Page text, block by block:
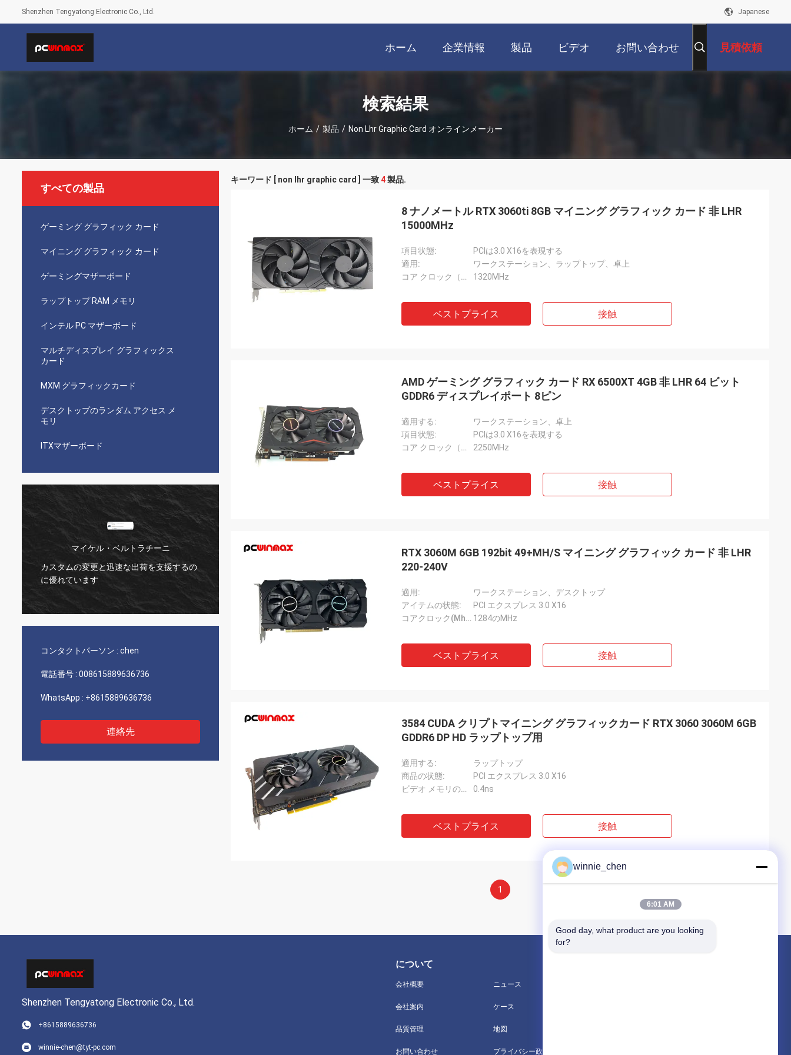
Shenzhen Tengyatong Electronic Co., Ltd. Japanese
ホーム 企業情報 製品 ビデオ お問い合わせ 見積依頼
検索結果
ホーム / 製品 / Non Lhr Graphic Card オンラインメーカー
すべての製品
ゲーミング グラフィック カード
マイニング グラフィック カード
ゲーミングマザーボード
ラップトップ RAM メモリ
インテル PC マザーボード
マルチディスプレイ グラフィックス
カード
MXM グラフィックカード
デスクトップのランダム アクセス メ
モリ
ITXマザーボード
マイケル・ベルトラチーニ
カスタムの変更と迅速な出荷を支援するの
に優れています
STSリサイクル
最高の製品を持っています！
コンタクトパーソン : chen
電話番号 : 008615889636736
WhatsApp : +8615889636736
連絡先
キーワード [ non lhr graphic card ] 一致4製品.
8 ナノメートル RTX 3060ti 8GB マイニング グラフィック カード 非 LHR
15000MHz
項目状態:
PCIは3.0 X16を表現する
適用:
ワークステーション、ラップトップ、卓上
コア クロック（Mhz）:
1320MHz
ベストプライス 接触
AMD ゲーミング グラフィック カード RX 6500XT 4GB 非 LHR 64 ビット
GDDR6 ディスプレイポート 8ピン
適用する:
ワークステーション、卓上
項目状態:
PCIは3.0 X16を表現する
コア クロック（Mhz）:
2250MHz
ベストプライス 接触
RTX 3060M 6GB 192bit 49+MH/S マイニング グラフィック カード 非 LHR
220-240V
適用:
ワークステーション、デスクトップ
アイテムの状態:
PCI エクスプレス 3.0 X16
コアクロック(Mhz): 1284のMHz
ベストプライス 接触
3584 CUDA クリプトマイニング グラフィックカード RTX 3060 3060M 6GB
GDDR6 DP HD ラップトップ用
適用する:
ラップトップ
商品の状態:
PCI エクスプレス 3.0 X16
ビデオ メモリの速度:
0.4ns
ベストプライス 接触
1
Shenzhen Tengyatong Electronic Co., Ltd.
+8615889636736
winnie-chen@tyt-pc.com
について
会社概要
会社案内
品質管理
お問い合わせ
ニュース
ケース
地図
プライバシー政策
winnie_chen
6:01 AM
Good day, what product are you looking
for?